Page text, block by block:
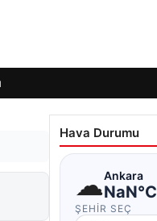
Hava Durumu
☁Ankara
NaN°C
ŞEHIR SEÇ